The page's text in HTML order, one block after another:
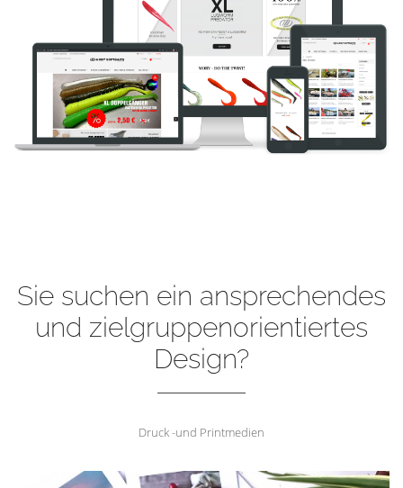
Sie suchen ein ansprechendes
und zielgruppenorientiertes
Design?
Druck -und Printmedien